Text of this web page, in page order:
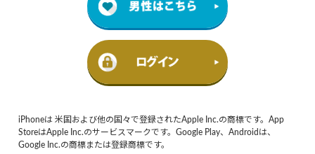
iPhoneは 米国および他の国々で登録されたApple Inc.の商標です。App
StoreはApple Inc.のサービスマークです。Google Play、Androidは、
Google Inc.の商標または登録商標です。